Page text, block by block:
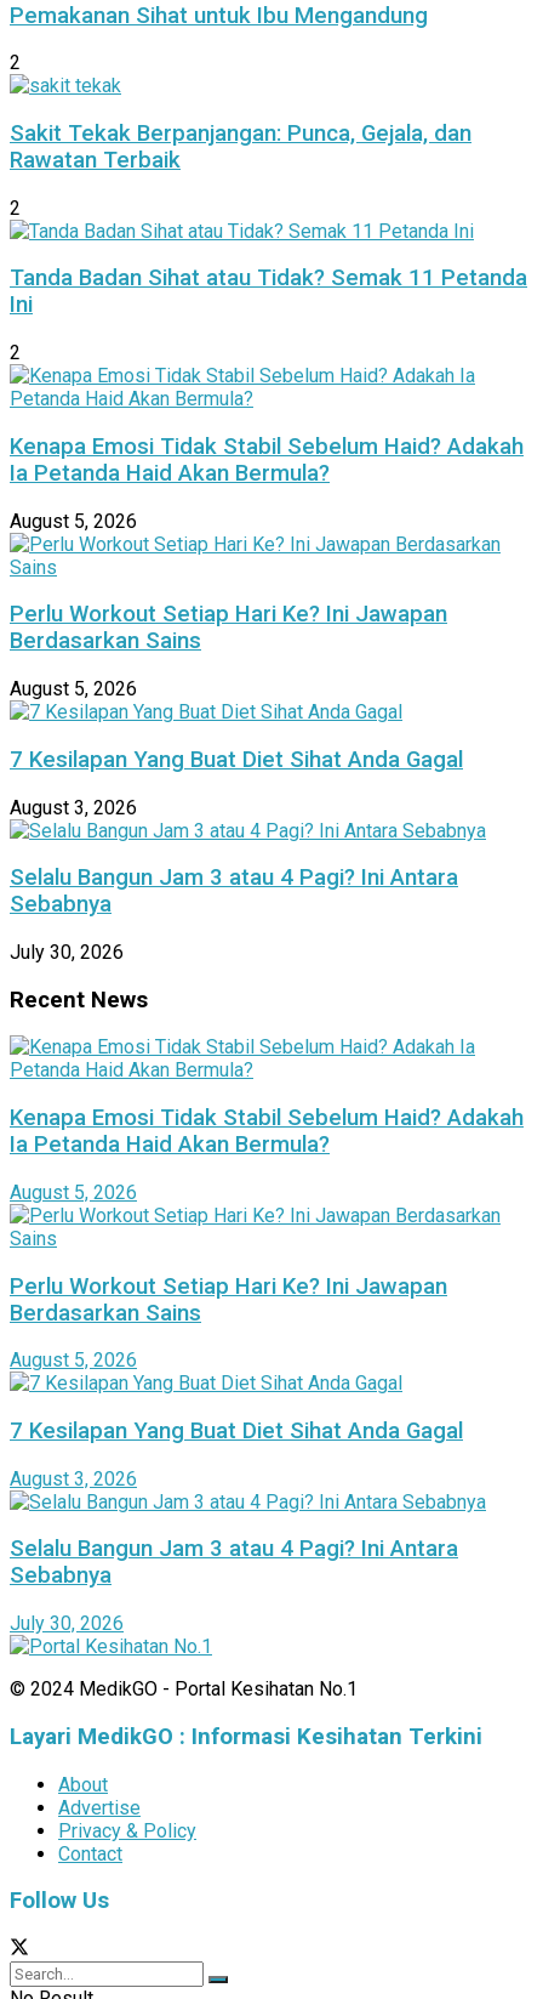
Pemakanan Sihat untuk Ibu Mengandung
2
Sakit Tekak Berpanjangan: Punca, Gejala, dan
Rawatan Terbaik
2
Tanda Badan Sihat atau Tidak? Semak 11 Petanda
Ini
2
Kenapa Emosi Tidak Stabil Sebelum Haid? Adakah
Ia Petanda Haid Akan Bermula?
August 5, 2026
Perlu Workout Setiap Hari Ke? Ini Jawapan
Berdasarkan Sains
August 5, 2026
7 Kesilapan Yang Buat Diet Sihat Anda Gagal
August 3, 2026
Selalu Bangun Jam 3 atau 4 Pagi? Ini Antara
Sebabnya
July 30, 2026
Recent News
Kenapa Emosi Tidak Stabil Sebelum Haid? Adakah
Ia Petanda Haid Akan Bermula?
August 5, 2026
Perlu Workout Setiap Hari Ke? Ini Jawapan
Berdasarkan Sains
August 5, 2026
7 Kesilapan Yang Buat Diet Sihat Anda Gagal
August 3, 2026
Selalu Bangun Jam 3 atau 4 Pagi? Ini Antara
Sebabnya
July 30, 2026
© 2024 MedikGO - Portal Kesihatan No.1
Layari MedikGO : Informasi Kesihatan Terkini
About
Advertise
Privacy & Policy
Contact
Follow Us